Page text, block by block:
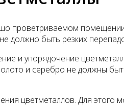
проветриваемом
быть резких
и упорядочение
и серебро не должны
цветметаллов. Для